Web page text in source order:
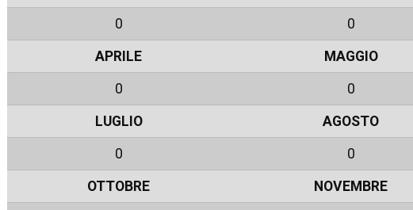
0 0
APRILE MAGGIO
0 0
LUGLIO AGOSTO
0 0
OTTOBRE NOVEMBRE